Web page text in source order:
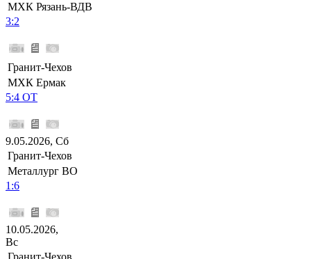
МХК Рязань-ВДВ
3:2
Гранит-Чехов
МХК Ермак
5:4 ОТ
9.05.2026, Сб
Гранит-Чехов
Металлург ВО
1:6
10.05.2026,
Вс
Гранит-Чехов